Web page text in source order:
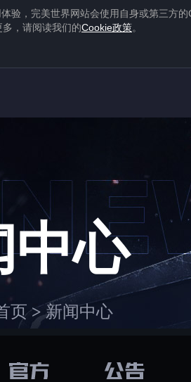
验，完美世界网站会使用自身或第三方的
多，请阅读我们的Cookie政策。
蒸汽平台账号
2
右击游戏，选择“
中心
页>新闻中心